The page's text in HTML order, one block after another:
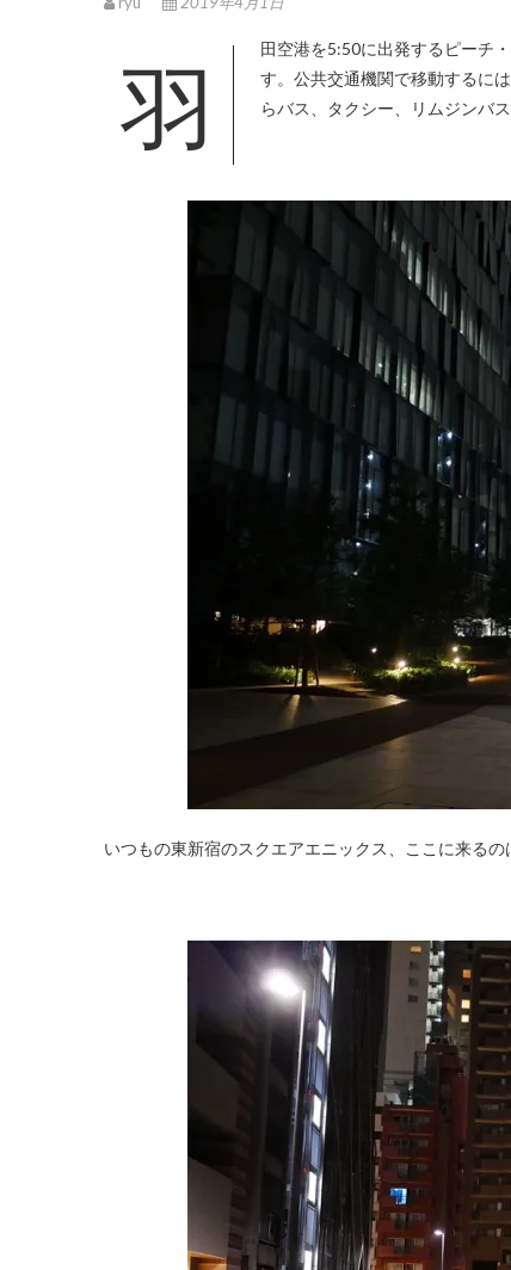
羽田空港を5:50に出発するピーチ・アビエーションのMM859、それに乗るには50分前に到着する必要がありま
す。公共交通機関で移動するに
らバス、タクシー、リムジンバ
いつもの東新宿のスクエアエニックス、ここに来るの